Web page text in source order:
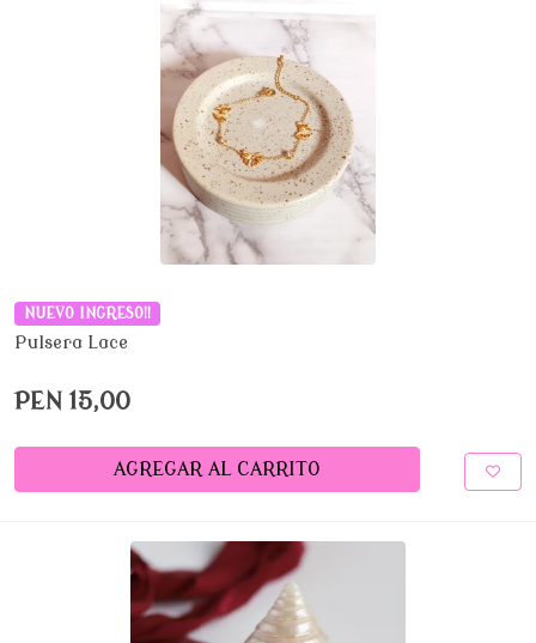
NUEVO INGRESO!!
Pulsera Lace
PEN 15,00
AGREGAR AL CARRITO